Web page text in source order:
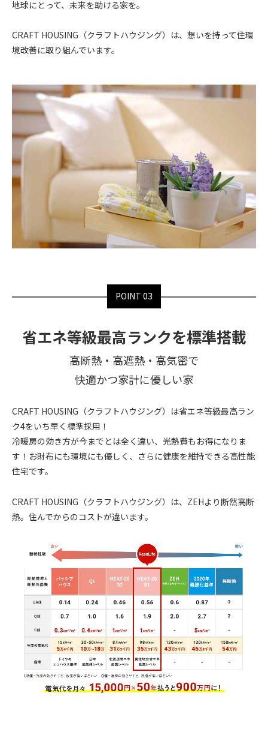
地球にとって、未来を助ける家を。
CRAFT HOUSING（クラフトハウジング）は、想いを持って住環
境改善に取り組んでいます。
POINT 03
省エネ等級最高ランクを標準搭載
高断熱・高遮熱・高気密で
快適かつ家計に優しい家
CRAFT HOUSING（クラフトハウジング）は省エネ等級最高ラン
ク4をいち早く標準採用！
冷暖房の効き方が今までとは全く違い、光熱費もお得になりま
す！お財布にも環境にも優しく、さらに健康を維持できる高性能
住宅です。
CRAFT HOUSING（クラフトハウジング）は、ZEHより断然高断
熱。住んでからのコストが違います。